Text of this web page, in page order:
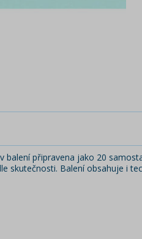
balení připravena jako 20
Balení obsahuje i